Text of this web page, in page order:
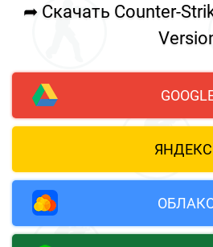
➦ Скачать Counter-